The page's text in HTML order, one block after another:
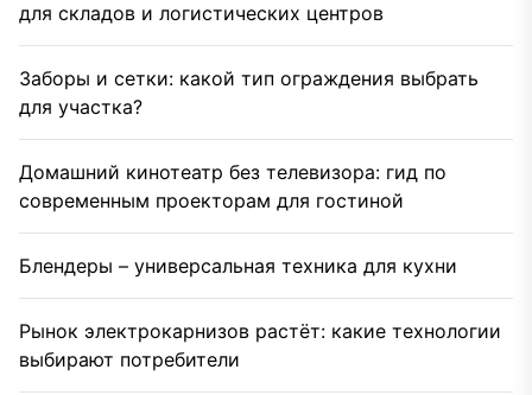
для складов и логистических центров
Заборы и сетки: какой тип ограждения выбрать
для участка?
Домашний кинотеатр без телевизора: гид по
современным проекторам для гостиной
Блендеры – универсальная техника для кухни
Рынок электрокарнизов растёт: какие технологии
выбирают потребители